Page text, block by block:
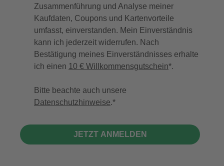
Zusammenführung und Analyse meiner
Kaufdaten, Coupons und Kartenvorteile
umfasst, einverstanden. Mein Einverständnis
kann ich jederzeit widerrufen. Nach
Bestätigung meines Einverständnisses erhalte
ich einen 10 € Willkommensgutschein*.
Bitte beachte auch unsere
Datenschutzhinweise.
JETZT ANMELDEN